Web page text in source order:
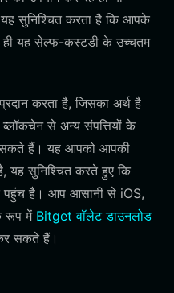
सुनिश्चित करता है कि आपके
यह सेल्फ-कस्टडी के उच्चतम
करता है, जिसका अर्थ है
से अन्य संपत्तियों के
सकते हैं। यह आपको आपकी
यह सुनिश्चित करते हुए कि
है। आप आसानी से iOS,
रूप में Bitget वॉलेट डाउनलोड
सकते हैं।